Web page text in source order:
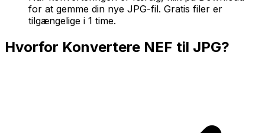
for at gemme din nye JPG-fil. Gratis filer er
tilgængelige i 1 time.
Hvorfor Konvertere NEF til JPG?